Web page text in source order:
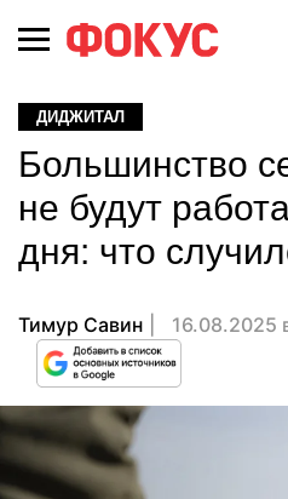
ДИДЖИТАЛ
Большинство
не будут
дня: что
Тимур Савин 16.08.2025